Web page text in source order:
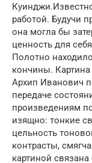
работой. Будучи
она могла бы
ценность для
Полотно
кончины.
Архип Иванович
передаче
произведениям
изящно: тонкие
цельность
контрасты,
картиной